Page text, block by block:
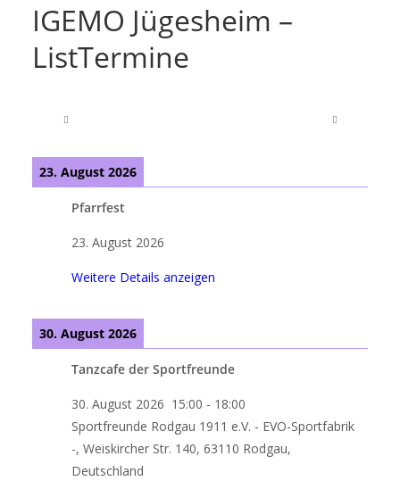
IGEMO Jügesheim –
ListTermine
23. August 2026
Pfarrfest
23. August 2026
Weitere Details anzeigen
30. August 2026
Tanzcafe der Sportfreunde
30. August 2026 15:00 - 18:00
Sportfreunde Rodgau 1911 e.V. - EVO-Sportfabrik
-, Weiskircher Str. 140, 63110 Rodgau,
Deutschland